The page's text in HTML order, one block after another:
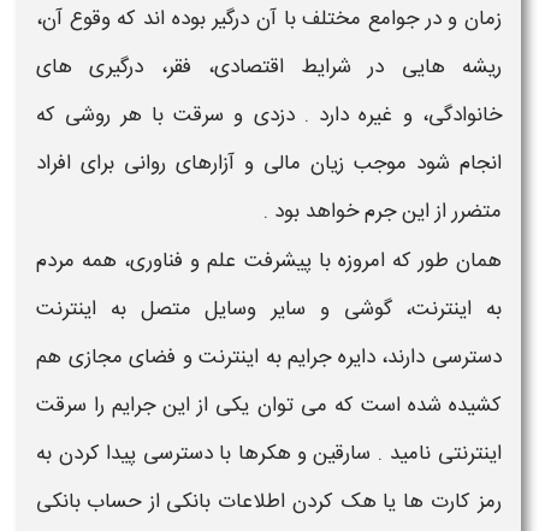
زمان و در جوامع مختلف با آن درگیر بوده اند که وقوع آن،
ریشه هایی در شرایط اقتصادی، فقر، درگیری های
خانوادگی، و غیره دارد . دزدی و سرقت با هر روشی که
انجام شود موجب زیان مالی و آزارهای روانی برای افراد
متضرر از این جرم خواهد بود .
همان طور که امروزه با پیشرفت علم و فناوری، همه مردم
به اینترنت، گوشی و سایر وسایل متصل به اینترنت
دسترسی دارند، دایره جرایم به اینترنت و فضای مجازی هم
کشیده شده است که می توان یکی از این جرایم را سرقت
اینترنتی نامید . سارقینو هکرها با دسترسی پیدا کردن به
رمز کارت ها یا هک کردن اطلاعات بانکی ازحساب بانکی